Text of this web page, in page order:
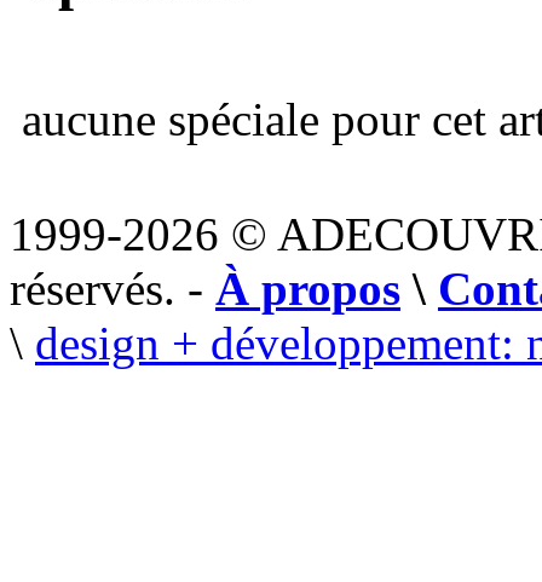
aucune spéciale pour cet
1999-2026 ©
réservés. - À propos \
\ design + développement: